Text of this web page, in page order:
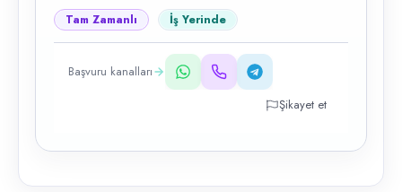
Tam Zamanlı İş Yerinde
Başvuru kanalları
Şikayet et